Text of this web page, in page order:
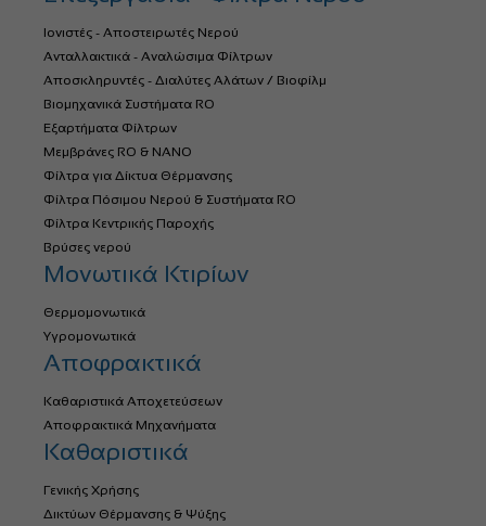
Ιονιστές - Αποστειρωτές Νερού
Ανταλλακτικά - Αναλώσιμα Φίλτρων
Αποσκληρυντές - Διαλύτες Αλάτων / Βιοφίλμ
Βιομηχανικά Συστήματα RO
Εξαρτήματα Φίλτρων
Μεμβράνες RO & NANO
Φίλτρα για Δίκτυα Θέρμανσης
Φίλτρα Πόσιμου Νερού & Συστήματα RO
Φίλτρα Κεντρικής Παροχής
Βρύσες νερού
Μονωτικά Κτιρίων
Θερμομονωτικά
Υγρομονωτικά
Αποφρακτικά
Καθαριστικά Αποχετεύσεων
Αποφρακτικά Μηχανήματα
Καθαριστικά
Γενικής Χρήσης
Δικτύων Θέρμανσης & Ψύξης